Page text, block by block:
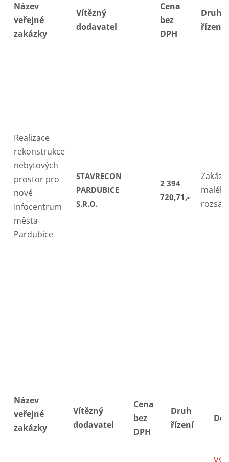
Název
veřejné
zakázky
Vítězný
dodavatel
Cena
bez
DPH
Druh
řízení
Realizace
rekonstrukce
nebytových
prostor pro
nové
Infocentrum
města
Pardubice
STAVRECON
PARDUBICE
S.R.O.
2 394
720,71,-
Název
veřejné
zakázky
Vítězný
dodavatel
Cena
bez
DPH
Druh
řízení